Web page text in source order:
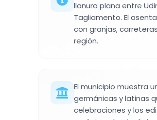
llanura plana entre
Tagliamento. El
con granjas,
región.
El municipio muestra
germánicas y latinas
celebraciones y los